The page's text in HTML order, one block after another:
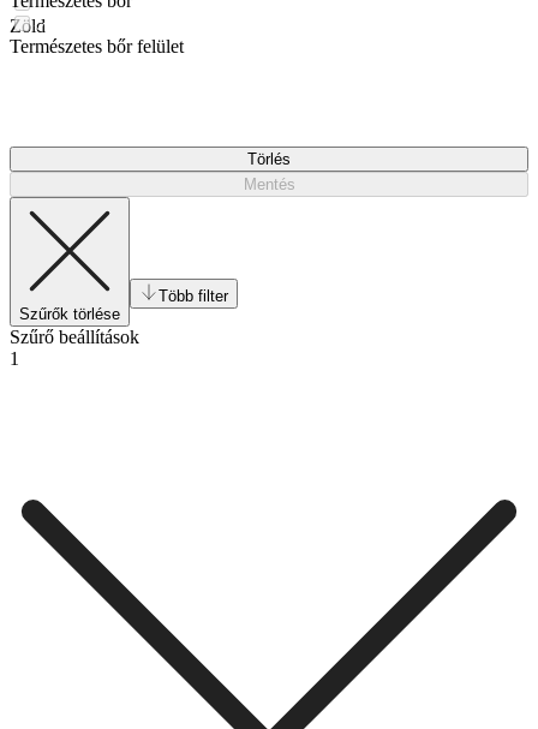
Zöld
Természetes bőr felület
Törlés
Mentés
Szűrők törlése
Több filter
Szűrő beállítások
1